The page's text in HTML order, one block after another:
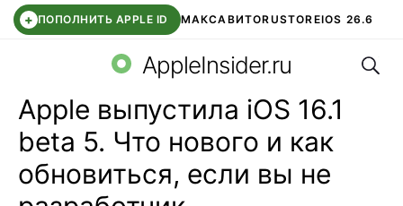
+ ПОПОЛНИТЬ APPLE ID МАКСАВИТОRUSTOREIOS 26.6
СБЕР КИДС ВТБ ОНЛАЙН ЧАТ В ROBLOX
AppleInsider.ru
Apple выпустила iOS 16.1
beta 5. Что нового и как
обновиться, если вы не